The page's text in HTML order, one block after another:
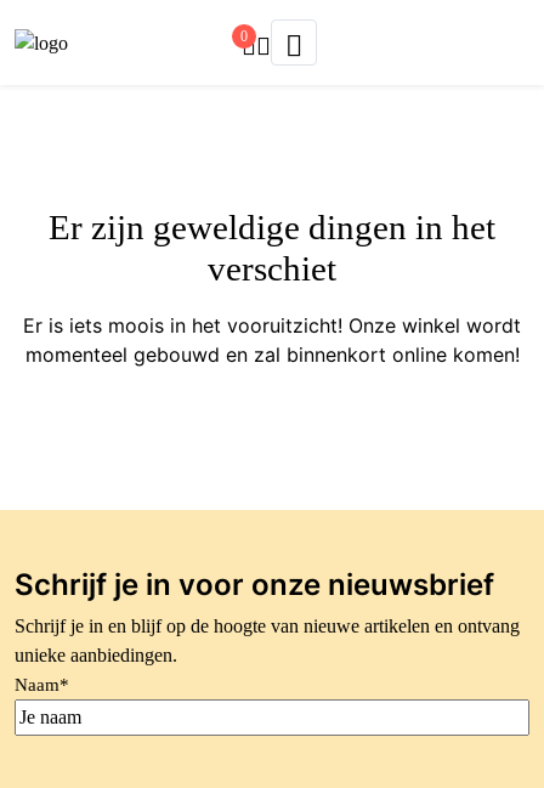
0
Er zijn geweldige dingen in het
verschiet
Er is iets moois in het vooruitzicht! Onze winkel wordt
momenteel gebouwd en zal binnenkort online komen!
Schrijf je in voor onze nieuwsbrief
Schrijf je in en blijf op de hoogte van nieuwe artikelen en ontvang
unieke aanbiedingen.
Naam*